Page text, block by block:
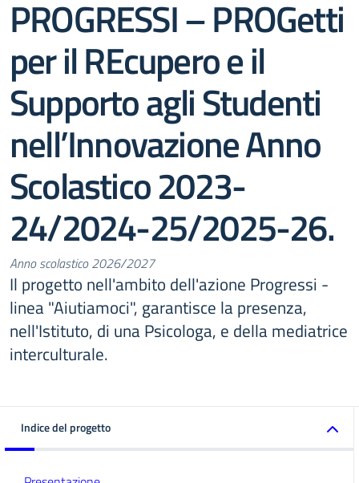
PROGRESSI – PROGetti
per il REcupero e il
Supporto agli Studenti
nell’Innovazione Anno
Scolastico 2023-
24/2024-25/2025-26.
Anno scolastico 2026/2027
Il progetto nell'ambito dell'azione Progressi -
linea "Aiutiamoci", garantisce la presenza,
nell'Istituto, di una Psicologa, e della mediatrice
interculturale.
Indice del progetto